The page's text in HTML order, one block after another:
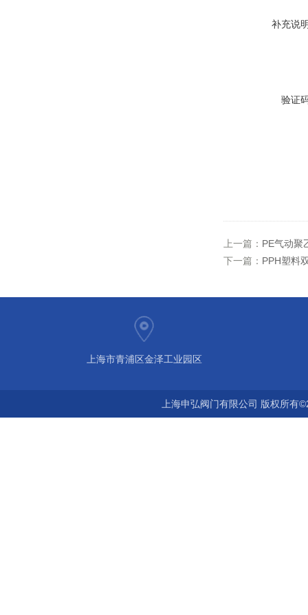
补充说
验证
上一篇： PE气动聚
下一篇： PPH塑料
上海市青浦区金泽工业园区
上海申弘阀门有限公司 版权所有